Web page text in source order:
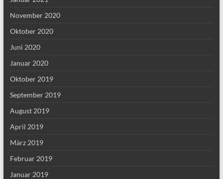
November 2020
Oktober 2020
Juni 2020
Januar 2020
Oktober 2019
September 2019
August 2019
April 2019
März 2019
Februar 2019
Januar 2019